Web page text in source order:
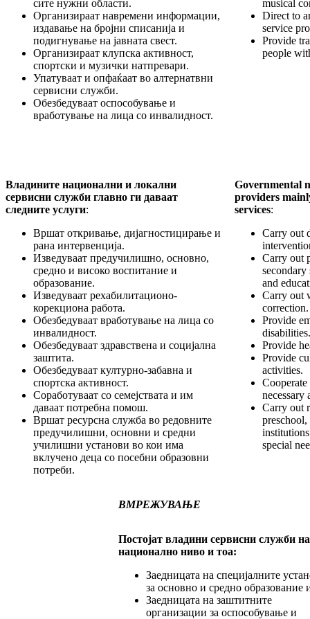
сите нужни области.
Организираат навремени информации,
издавање на бројни списанија и
подигнување на јавната свест.
Организираат клупска активност,
спортски и музички натпревари.
Упатуваат и опфаќаат во алтернатвни
сервисни служби.
Обезбедуваат оспособување и
вработување на лица со инвалидност.
musical
Direct to
service
Provide
people
Владините национални и локални
сервисни служби главно ги даваат
следните услуги:
Вршат откривање, дијагностицирање и
рана интервенција.
Изведуваат предучилишно, основно,
средно и високо воспитание и
образование.
Изведуваат рехабилитационо-
корекциона работа.
Обезбедуваат вработување на лица со
инвалидност.
Обезбедуваат здравствена и социјална
заштита.
Обезбедуваат културно-забавна и
спортска активност.
Соработуваат со семејствата и им
даваат потребна помош.
Вршат ресурсна служба во редовните
предучилишни, основни и средни
училишни установи во кои има
вклучено деца со посебни образовни
потреби.
Governmental
providers
services:
Carry out
Carry out
and
Carry out
correction.
Provide
disabilities.
Provide
Provide
activities.
necessary
Carry out
special
ВМРЕЖУВАЊЕ
Постојат владини сервисни служби на
национално ниво и тоа:
Заедницата на специјалните
за основно и средно образование
Заедницата на заштитните
организации за оспособување и